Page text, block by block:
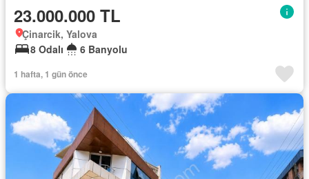
23.000.000 TL
Çinarcik, Yalova
8 Odalı
6 Banyolu
1 hafta, 1 gün önce